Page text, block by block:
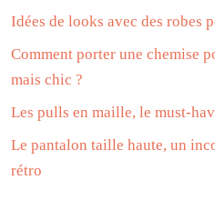
Idées de looks avec des robes
Comment porter une chemise
mais chic ?
Les pulls en maille, le must-
Le pantalon taille haute, un
rétro